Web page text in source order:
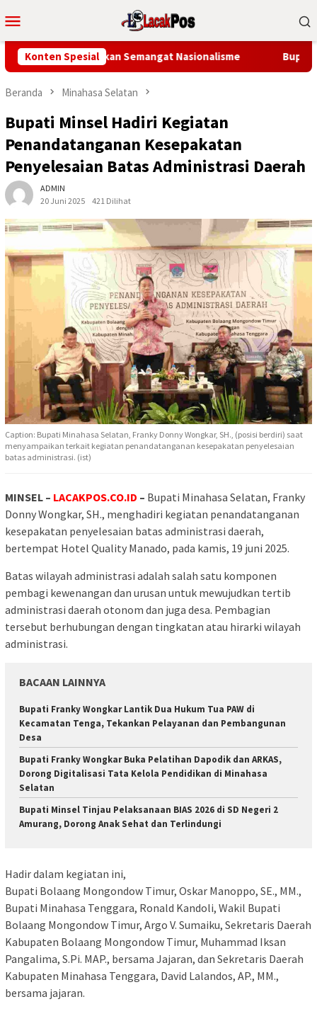
ke
Mobile
Konten Spesial
Bangkitkan Semangat Nasionalisme Bupati Robby
Beranda Minahasa Selatan
Bupati Minsel Hadiri Kegiatan
Penandatanganan Kesepakatan
Penyelesaian Batas Administrasi Daerah
ADMIN
20 Juni 2025
421 Dilihat
Caption: Bupati Minahasa Selatan, Franky Donny Wongkar, SH., (posisi berdiri) saat
menyampaikan terkait kegiatan penandatanganan kesepakatan penyelesaian
batas administrasi. (ist)
MINSEL – LACAKPOS.CO.ID – Bupati Minahasa Selatan, Franky
Donny Wongkar, SH., menghadiri kegiatan penandatanganan
kesepakatan penyelesaian batas administrasi daerah,
bertempat Hotel Quality Manado, pada kamis, 19 juni 2025.
Batas wilayah administrasi adalah salah satu komponen
pembagi kewenangan dan urusan untuk mewujudkan tertib
administrasi daerah otonom dan juga desa. Pembagian
tersebut berhubungan dengan tingkatan atau hirarki wilayah
administrasi.
BACAAN LAINNYA
Bupati Franky Wongkar Lantik Dua Hukum Tua PAW di
Kecamatan Tenga, Tekankan Pelayanan dan Pembangunan
Desa
Bupati Franky Wongkar Buka Pelatihan Dapodik dan ARKAS,
Dorong Digitalisasi Tata Kelola Pendidikan di Minahasa
Selatan
Bupati Minsel Tinjau Pelaksanaan BIAS 2026 di SD Negeri 2
Amurang, Dorong Anak Sehat dan Terlindungi
Hadir dalam kegiatan ini,
Bupati Bolaang Mongondow Timur, Oskar Manoppo, SE., MM.,
Bupati Minahasa Tenggara, Ronald Kandoli, Wakil Bupati
Bolaang Mongondow Timur, Argo V. Sumaiku, Sekretaris Daerah
Kabupaten Bolaang Mongondow Timur, Muhammad Iksan
Pangalima, S.Pi. MAP., bersama Jajaran, dan Sekretaris Daerah
Kabupaten Minahasa Tenggara, David Lalandos, AP., MM.,
bersama jajaran.